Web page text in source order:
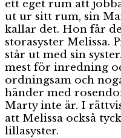
ett eget rum att
ut ur sitt rum, sin
kallar det. Hon får
storasyster Melissa.
står ut med sin
mest för inredning
ordningsam och
händer med
Marty inte är. I
att Melissa också
lillasyster.